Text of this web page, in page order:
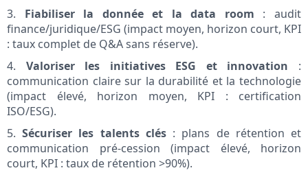
3. Fiabiliser la donnée et la data room : audit
finance/juridique/ESG (impact moyen, horizon court, KPI
: taux complet de Q&A sans réserve).
4. Valoriser les initiatives ESG et innovation :
communication claire sur la durabilité et la technologie
(impact élevé, horizon moyen, KPI : certification
ISO/ESG).
5.Sécuriser les talents clés: plans de rétention et
communication pré-cession (impact élevé, horizon
court, KPI : taux de rétention >90%).